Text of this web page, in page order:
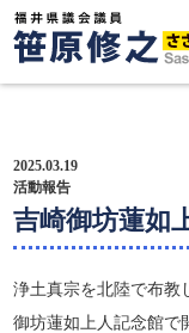
プロフィール
政策方針
活動報告
2025.03.19
活動報告
吉崎御坊蓮如
浄土真宗を北陸で布教
御坊蓮如上人記念館で